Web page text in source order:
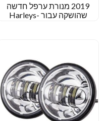
2019 מנורת ערפל חדשה
שהושקה עבור Harleys-